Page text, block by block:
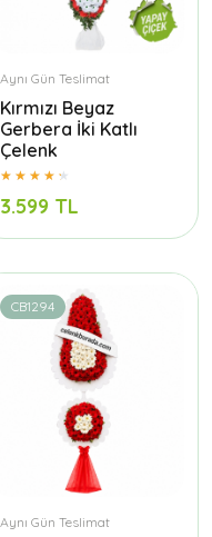
Aynı Gün Teslimat
Kırmızı Beyaz
Gerbera İki Katlı
Çelenk
3.599 TL
CB1294
Aynı Gün Teslimat